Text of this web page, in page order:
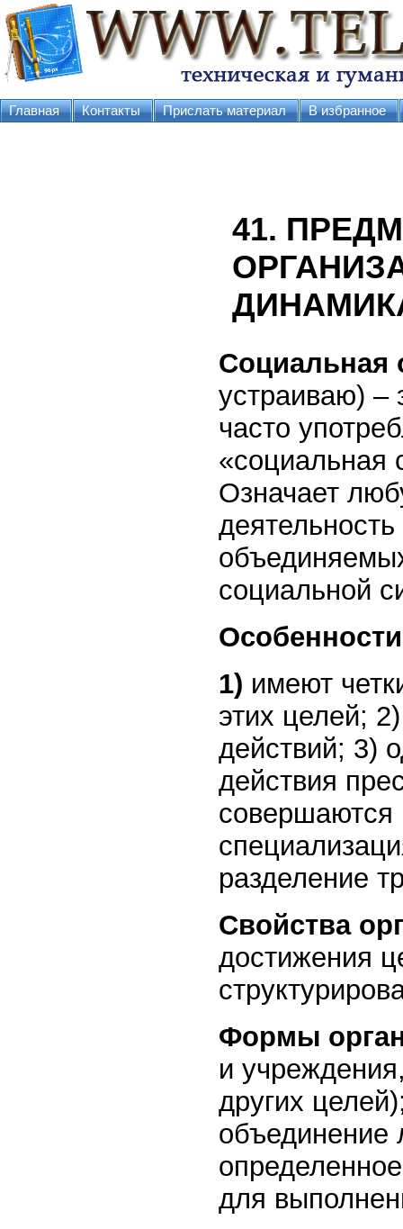
Главная Контакты Прислать материал В избранное
41.
Социальная
устраиваю) –
часто
«социальная
Означает
социальной
1) имеют
этих целей;
действий; 3)
действия
совершаются
разделение
Свойства
достижения
Формы
и
других
объединение
для